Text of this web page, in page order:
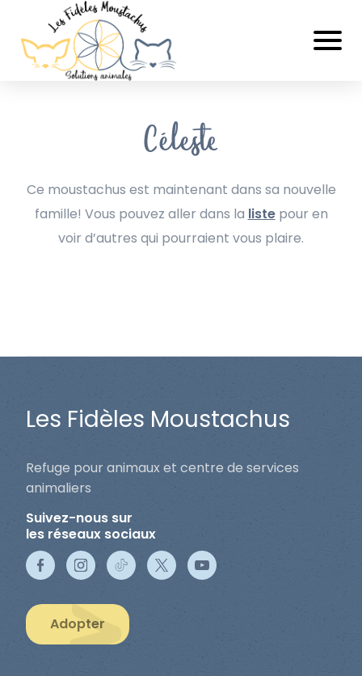
Céleste
Ce moustachus est maintenant dans sa nouvelle
famille! Vous pouvez aller dans la listepour en
voir d’autres qui pourraient vous plaire.
Les Fidèles Moustachus
Refuge pour animaux et centre de services
animaliers
Suivez-nous sur
les réseaux sociaux
Adopter